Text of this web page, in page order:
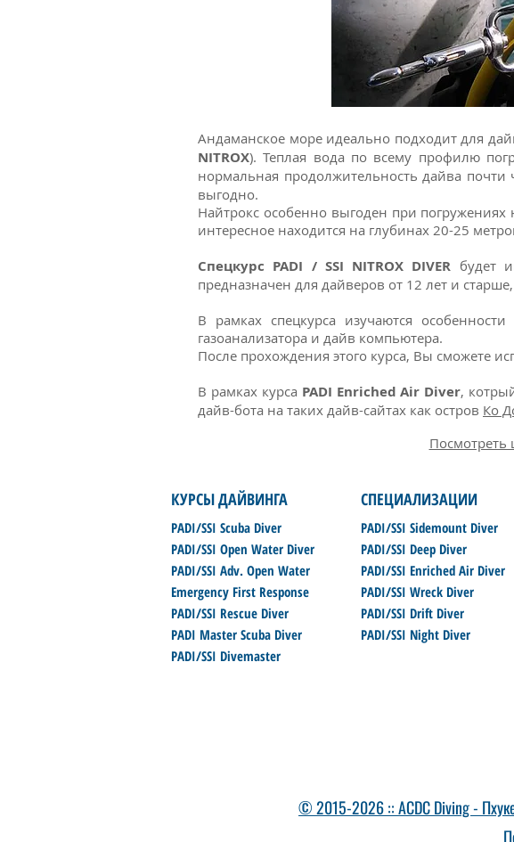
Андаманское море идеально подходит для
NITROX). Теплая вода по всему профилю
нормальная продолжительность дайва
выгодно.
Найтрокс особенно выгоден при
интересное находится на глубинах 20-25
Cпецкурс PADI / SSI NITROX DIVER будет
предназначен для дайверов от 12 лет и
В рамках спецкурса изучаются
газоанализатора и дайв компьютера.
После прохождения этого курса, Вы сможете
В рамках курса PADI Enriched Air Diver,
дайв-бота на таких дайв-сайтах как остров Ко
Посмотреть
КУРСЫ ДАЙВИНГА
PADI/SSI Scuba Diver
PADI/SSI Open Water Diver
PADI/SSI Adv. Open Water
Emergency First Response
PADI/SSI Rescue Diver
PADI Master Scuba Diver
PADI/SSI Divemaster
СПЕЦИАЛИЗАЦИИ
PADI/SSI Sidemount Diver
PADI/SSI Deep Diver
PADI/SSI Enriched Air Diver
PADI/SSI Wreck Diver
PADI/SSI Drift Diver
PADI/SSI Night Diver
© 2015-2026 :: ACDC Diving -